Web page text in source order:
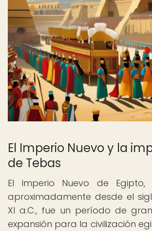
El Imperio Nuevo y la
de Tebas
El Imperio Nuevo de
aproximadamente desde el
XI a.C., fue un período de
expansión para la civilización